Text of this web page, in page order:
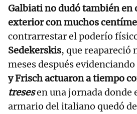
Galbiati no dudó también en
exterior con muchos
contrarrestar el poderío
Sedekerskis, que reapareció
meses después
y Frischactuaron a tiempo
tresesen una jornada donde
armario del italiano quedó